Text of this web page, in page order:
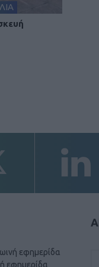
εφημερίδα
εφημερίδα